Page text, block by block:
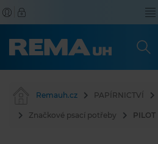
Remauh.cz PAPÍRNICTVÍ
Značkové psací potřeby PILOT